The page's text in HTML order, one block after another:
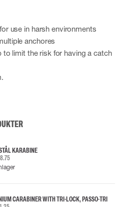
use in harsh environments
anchores
to limit the risk for having a catch
KARABINE
CARABINER WITH TRI-LOCK, PASSO-TRI